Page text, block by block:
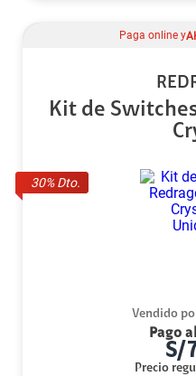
30% Dto.
Paga online y
Kit de
Vendido
Pago
S/
Precio